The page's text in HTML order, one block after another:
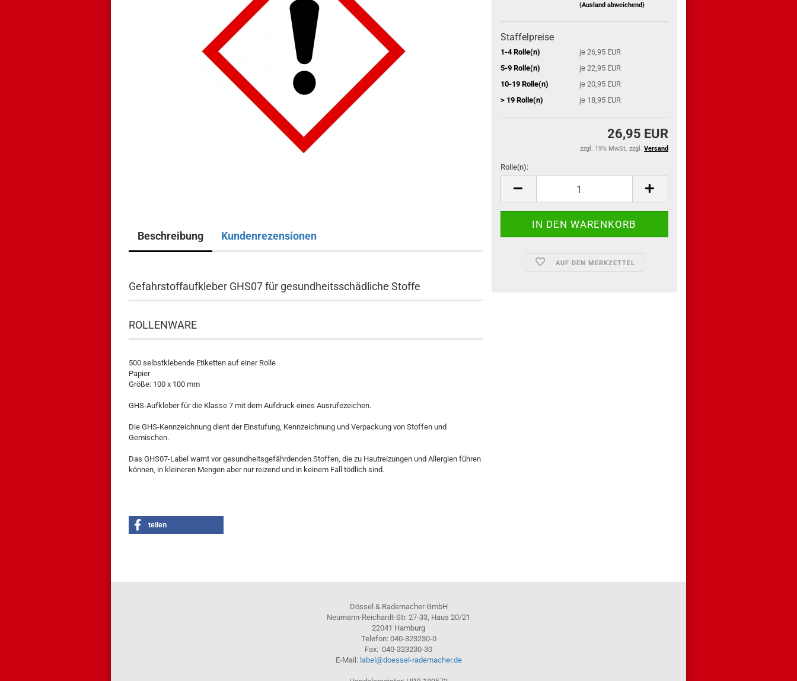
(Ausland abweichend)
Staffelpreise
1-4 Rolle(n)
je 26,95 EUR
5-9 Rolle(n)
je 22,95 EUR
10-19 Rolle(n)
je 20,95 EUR
> 19 Rolle(n)
je 18,95 EUR
26,95 EUR
zzgl. 19% MwSt. zzgl. Versand
Rolle(n):
Rolle(n)
AUF DEN MERKZETTEL
Beschreibung Kundenrezensionen
Gefahrstoffaufkleber GHS07 für gesundheitsschädliche Stoffe
ROLLENWARE
500 selbstklebende Etiketten auf einer Rolle
Papier
Größe: 100 x 100 mm
GHS-Aufkleber für die Klasse 7 mit dem Aufdruck eines Ausrufezeichen.
Die GHS-Kennzeichnung dient der Einstufung, Kennzeichnung und Verpackung von Stoffen und
Gemischen.
Das GHS07-Label warnt vor gesundheitsgefährdenden Stoffen, die zu Hautreizungen und Allergien führen
können, in kleineren Mengen aber nur reizend und in keinem Fall tödlich sind.
teilen
Dössel & Rademacher GmbH
Neumann-Reichardt-Str. 27-33, Haus 20/21
22041 Hamburg
Telefon: 040-323230-0
Fax: 040-323230-30
E-Mail: label@doessel-rademacher.de